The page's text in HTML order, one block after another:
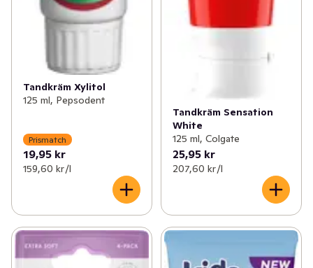
Tandkräm Xylitol
125 ml, Pepsodent
Prismatch
19,95 kr
159,60 kr /l
Tandkräm Sensation
White
125 ml, Colgate
25,95 kr
207,60 kr /l